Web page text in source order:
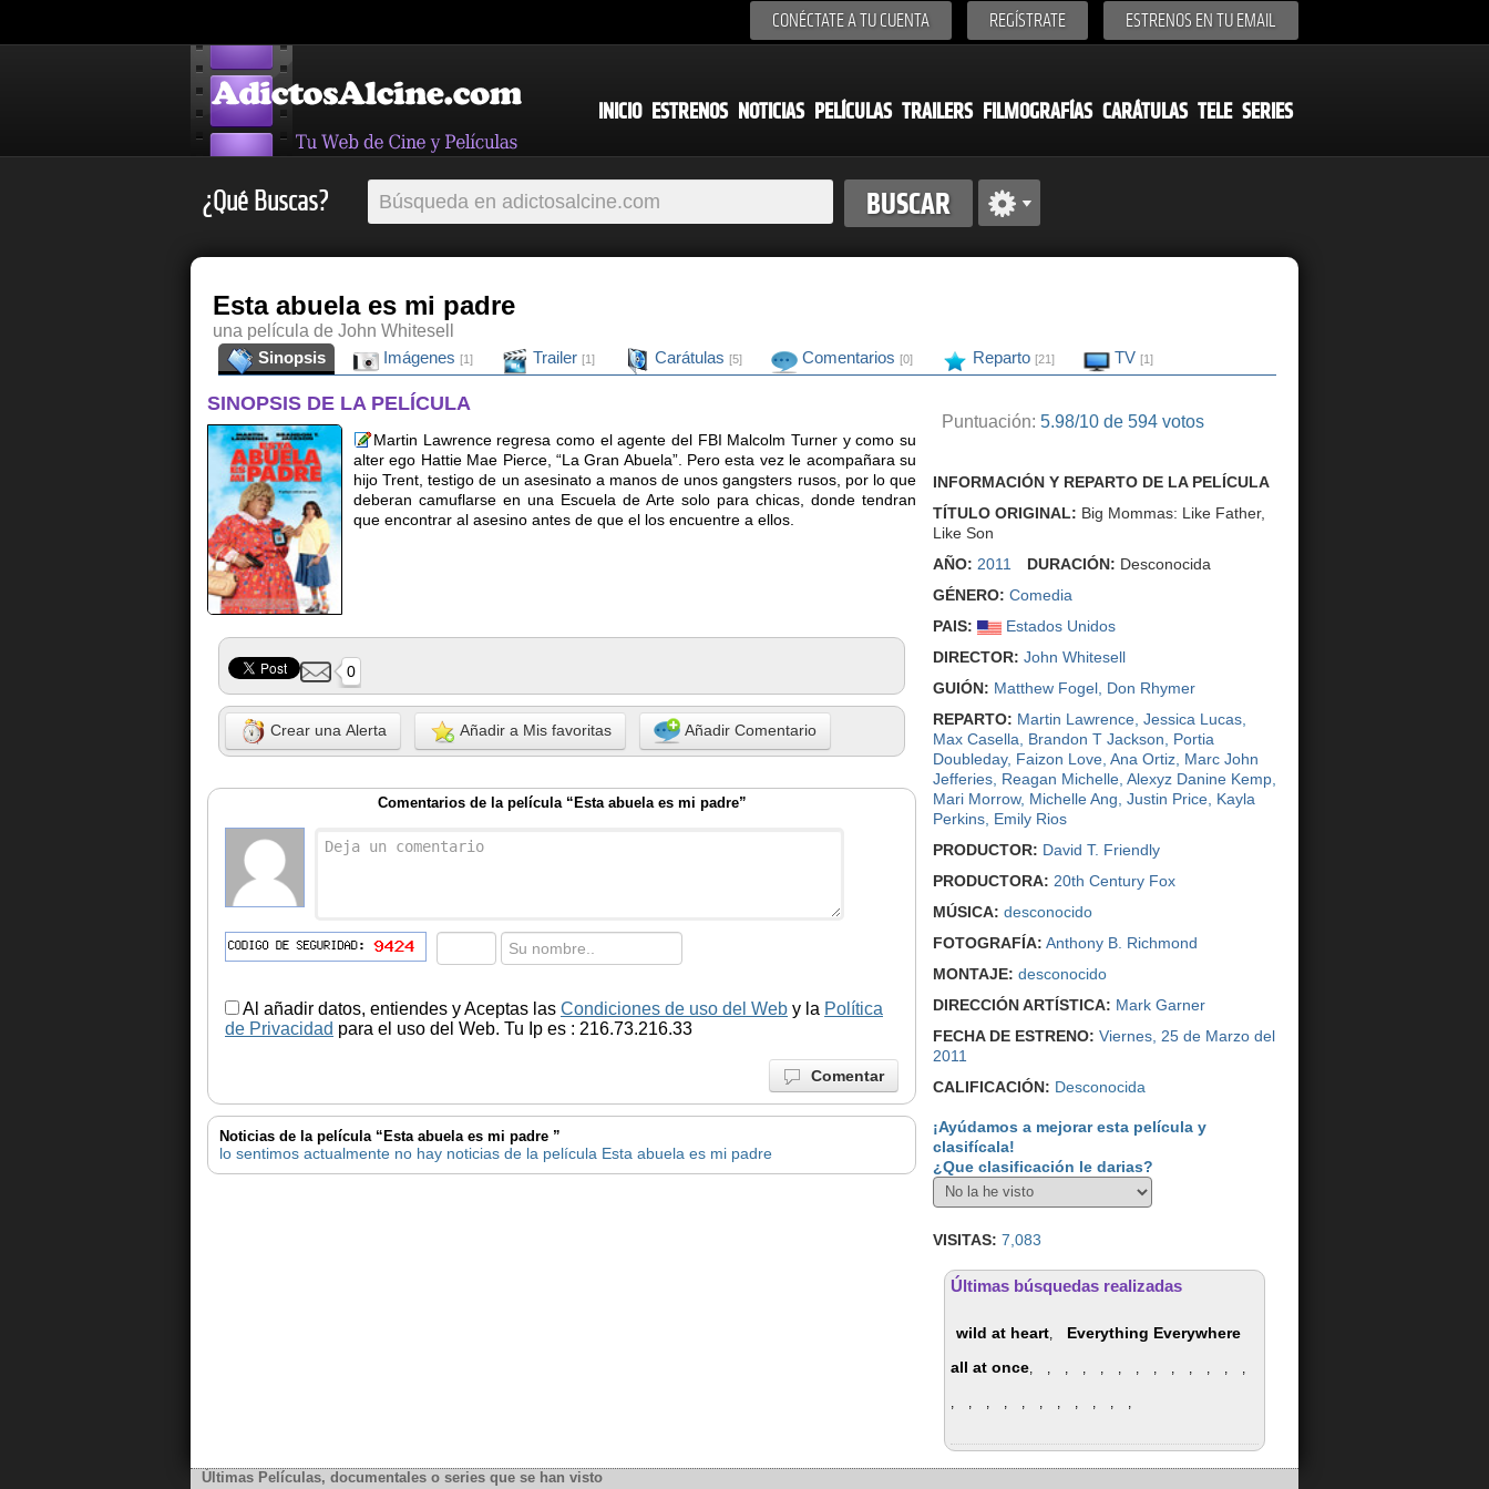
CONÉCTATE A TU CUENTA REGÍSTRATE ESTRENOS EN TU EMAIL
INICIO ESTRENOS NOTICIAS PELÍCULAS TRAILERS FILMOGRAFÍAS CARÁTULAS TELE SERIES
¿Qué Buscas?
Esta abuela es mi padre
una película de John Whitesell
Sinopsis
Imágenes [1] Trailer [1] Carátulas [5] Comentarios [0] Reparto [21] TV [1]
SINOPSIS DE LA PELÍCULA
Martin Lawrence regresa como el agente del FBI Malcolm Turner y como su
alter ego Hattie Mae Pierce, “La Gran Abuela”. Pero esta vez le acompañara su
hijo Trent, testigo de un asesinato a manos de unos gangsters rusos, por lo que
deberan camuflarse en una Escuela de Arte solo para chicas, donde tendran
que encontrar al asesino antes de que el los encuentre a ellos.
0
Crear una Alerta Añadir a Mis favoritas Añadir Comentario
Comentarios de la película “Esta abuela es mi padre”
Al añadir datos, entiendes y Aceptas las Condiciones de uso del Web y la Política
de Privacidad para el uso del Web. Tu Ip es : 216.73.216.33
Comentar
Noticias de la película “Esta abuela es mi padre ”
lo sentimos actualmente no hay noticias de la película Esta abuela es mi padre
Puntuación: 5.98/10 de 594 votos
INFORMACIÓN Y REPARTO DE LA PELÍCULA
TÍTULO ORIGINAL: Big Mommas: Like Father,
Like Son
AÑO: 2011 DURACIÓN: Desconocida
GÉNERO: Comedia
PAIS:
Estados Unidos
DIRECTOR: John Whitesell
GUIÓN: Matthew Fogel Don Rhymer
REPARTO: Martin Lawrence Jessica Lucas
Max Casella
Brandon T Jackson
Portia
Doubleday, Faizon Love Ana Ortiz Marc John
Jefferies Reagan Michelle Alexyz Danine Kemp
Mari Morrow, Michelle Ang Justin Price Kayla
Perkins Emily Rios
PRODUCTOR: David T. Friendly
PRODUCTORA: 20th Century Fox
MÚSICA: desconocido
FOTOGRAFÍA: Anthony B. Richmond
MONTAJE: desconocido
DIRECCIÓN ARTÍSTICA: Mark Garner
FECHA DE ESTRENO: Viernes, 25 de Marzo del
2011
CALIFICACIÓN: Desconocida
¡Ayúdamos a mejorar esta película y
clasifícala!
¿Que clasificación le darias?
VISITAS: 7,083
Últimas búsquedas realizadas
wild at heart,
Everything Everywhere
all at once, , , , , , , , , , , , ,
, , , , , , , , , , ,
Últimas Películas, documentales o series que se han visto